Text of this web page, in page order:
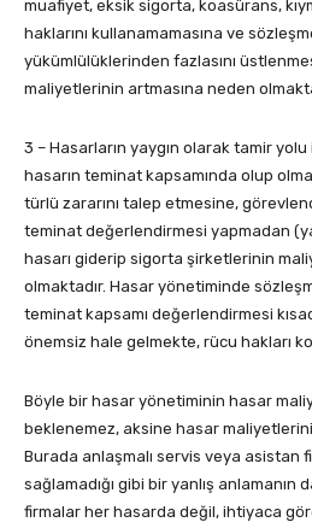
muafiyet, eksik sigorta, koasürans,
haklarını kullanamamasına ve
yükümlülüklerinden fazlasını
maliyetlerinin artmasına neden
3 – Hasarların yaygın olarak tamir
hasarın teminat kapsamında olup
türlü zararını talep etmesine,
teminat değerlendirmesi yapmadan
hasarı giderip sigorta şirketlerinin
olmaktadır. Hasar yönetiminde
teminat kapsamı değerlendirmesi
önemsiz hale gelmekte, rücu hakları
Böyle bir hasar yönetiminin hasar
beklenemez, aksine hasar maliyetlerini
Burada anlaşmalı servis veya asistan
sağlamadığı gibi bir yanlış anlamanın
firmalar her hasarda değil, ihtiyaca